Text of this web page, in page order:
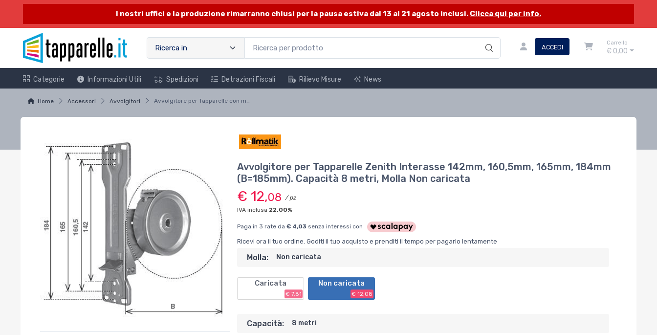
I nostri uffici e la produzione rimarranno chiusi per la pausa estiva dal 13 al 21 agosto inclusi. Clicca qui per info.
ACCEDI
Carrello
€ 0,00
Categorie Informazioni Utili Spedizioni Detrazioni Fiscali Rilievo Misure News
Home Accessori Avvolgitori
Avvolgitore per Tapparelle Zenith Interasse 142mm, 160,5mm, 165mm, 184mm
(B=185mm). Capacità 8 metri, Molla Non caricata
€ 12,08
/ pz
IVA inclusa 22.00%
Paga in 3 rate da€ 4,03 senza interessi con
Ricevi ora il tuo ordine. Goditi il tuo acquisto e prenditi il tempo per pagarlo lentamente
Molla: Non caricata
Caricata
€ 7,81
Non caricata
€ 12,08
Capacità: 8 metri